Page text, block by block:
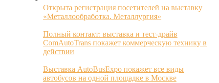
Открыта регистрация посетителей на выставку
«Металлообработка. Металлургия»
Полный контакт: выставка и тест-драйв
ComAutoTrans покажет коммерческую технику в
действии
Выставка AutoBusExpo покажет все виды
автобусов на одной площадке в Москве